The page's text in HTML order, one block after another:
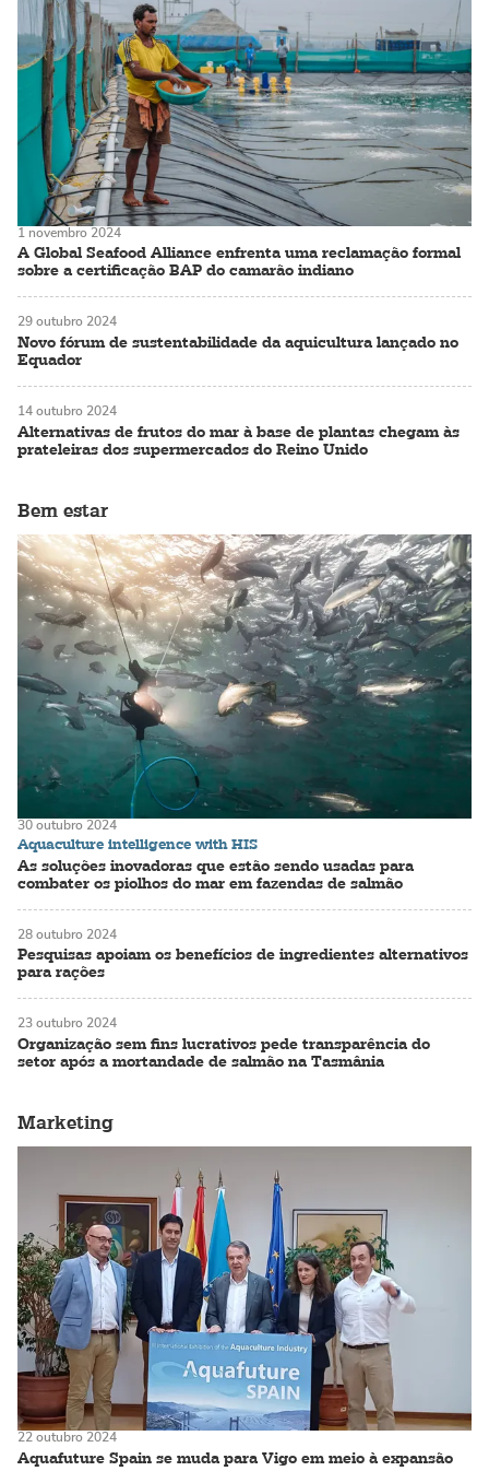
A Global Seafood Alliance enfrenta uma reclamação formal
sobre a certificação BAP do camarão indiano
1 novembro 2024
Novo fórum de sustentabilidade da aquicultura lançado no
Equador
29 outubro 2024
Alternativas de frutos do mar à base de plantas chegam às
prateleiras dos supermercados do Reino Unido
14 outubro 2024
Bem estar
Aquaculture intelligence with HIS
As soluções inovadoras que estão sendo usadas para
combater os piolhos do mar em fazendas de salmão
30 outubro 2024
Pesquisas apoiam os benefícios de ingredientes alternativos
para rações
28 outubro 2024
Organização sem fins lucrativos pede transparência do
setor após a mortandade de salmão na Tasmânia
23 outubro 2024
Marketing
Aquafuture Spain se muda para Vigo em meio à expansão
22 outubro 2024